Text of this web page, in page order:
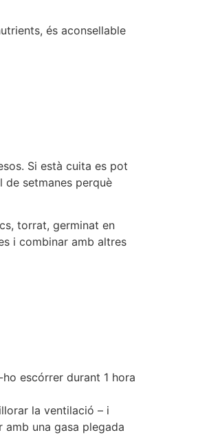
és aconsellable
Si està cuita es pot
de setmanes perquè
torrat, germinat en
i combinar amb altres
escórrer durant 1 hora
la ventilació – i
amb una gasa plegada